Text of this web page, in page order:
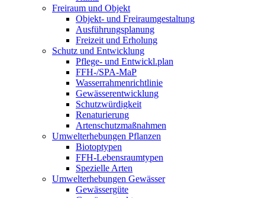
Freiraum und Objekt
Objekt- und Freiraumgestaltung
Ausführungsplanung
Freizeit und Erholung
Schutz und Entwicklung
Pflege- und Entwickl.plan
FFH-/SPA-MaP
Wasserrahmenrichtlinie
Gewässerentwicklung
Schutzwürdigkeit
Renaturierung
Artenschutzmaßnahmen
Umwelterhebungen Pflanzen
Biotoptypen
FFH-Lebensraumtypen
Spezielle Arten
Umwelterhebungen Gewässer
Gewässergüte